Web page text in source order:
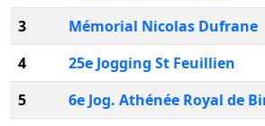
3
Mémorial Nicolas Dufrane
4
25e Jogging St Feuillien
5
6e Jog. Athénée Royal de